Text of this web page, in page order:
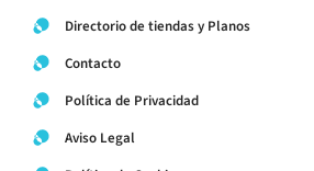
Directorio de tiendas y Planos
Contacto
Política de Privacidad
Aviso Legal